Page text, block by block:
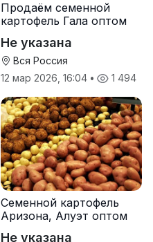
Продаём семенной
картофель Гала оптом
Не указана
Вся Россия
12 мар 2026, 16:04 • 1 494
Семенной картофель
Аризона, Алуэт оптом
Не указана